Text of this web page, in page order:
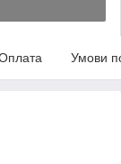
Умови